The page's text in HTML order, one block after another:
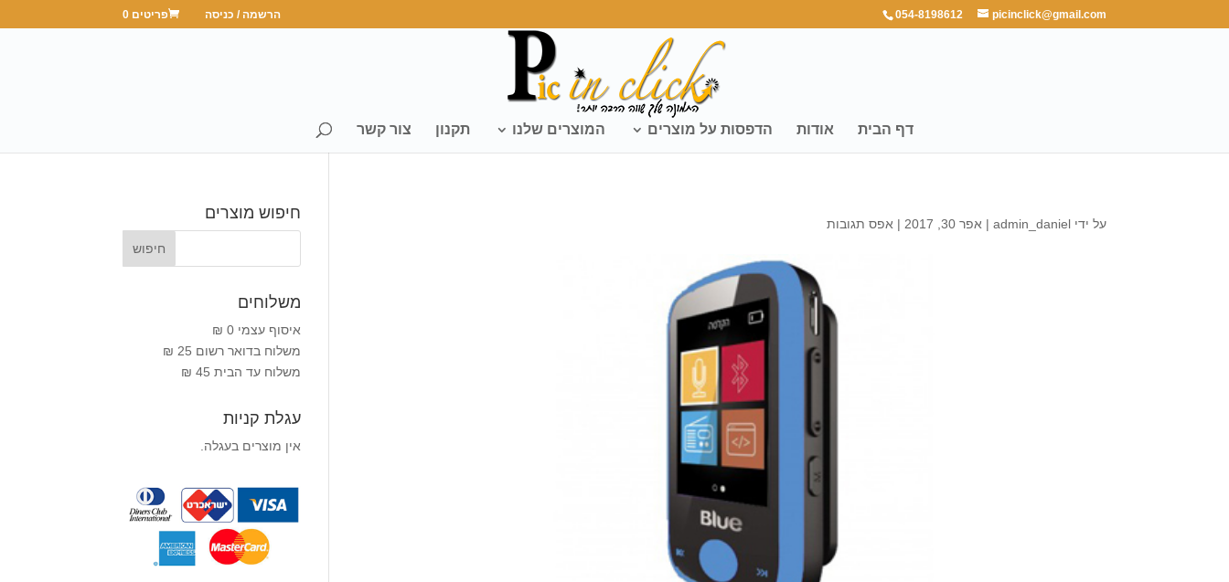
054-8198612 picinclick@gmail.com הרשמה / כניסה פריטים 0
דף הבית אודות הדפסות על מוצרים המוצרים שלנו תקנון צור קשר
על ידיadmin_daniel
| אפר 30, 2017 | אפס תגובות
חיפוש מוצרים
משלוחים
איסוף עצמי 0 ₪
משלוח בדואר רשום 25 ₪
משלוח עד הבית 45 ₪
עגלת קניות
אין מוצרים בעגלה.